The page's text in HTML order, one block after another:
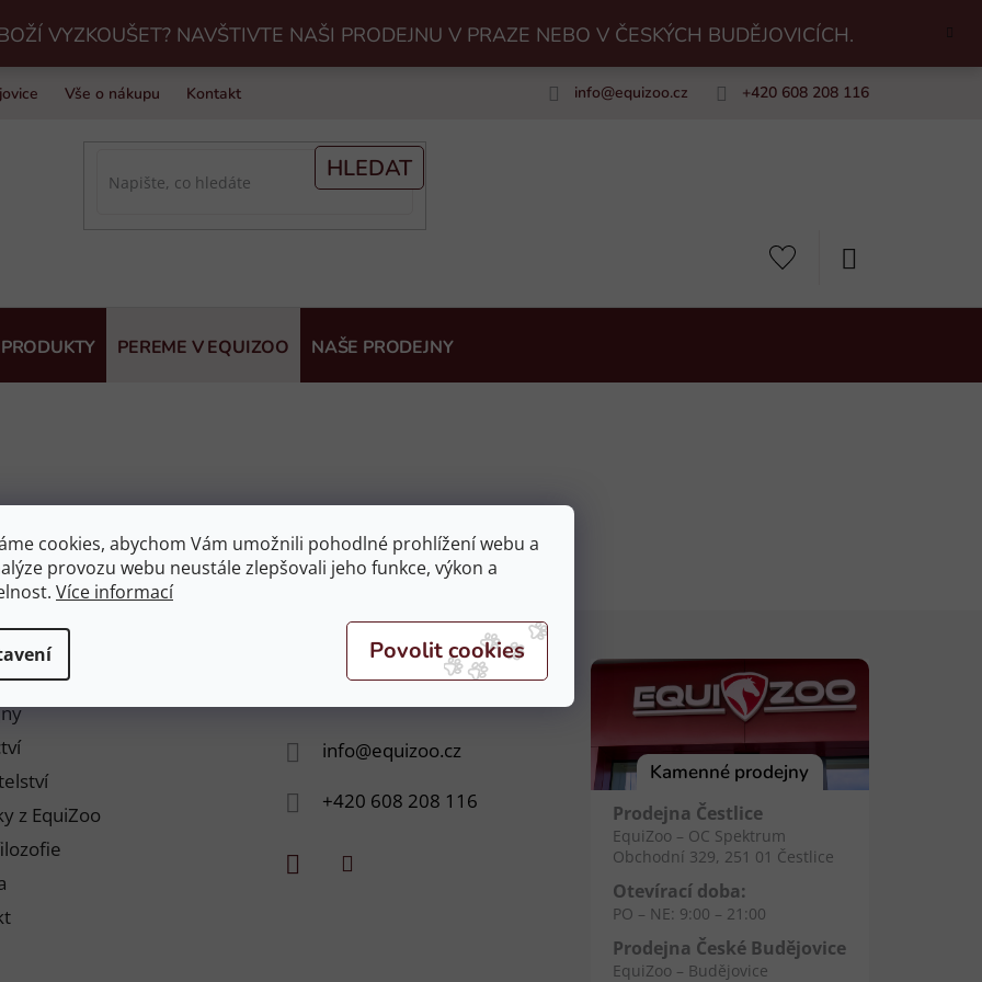
cookies, abychom Vám umožnili pohodlné prohlížení webu a
provozu webu neustále zlepšovali jeho funkce, výkon a
Více informací
VYZKOUŠET? NAVŠTIVTE NAŠI PRODEJNU V PRAZE NEBO V ČESKÝCH BUDĚJOVICÍCH.
Vše o nákupu Kontakt info@equizoo.cz +420 608 208 116
HLEDAT
PEREME V EQUIZOO NAŠE PRODEJNY
z EquiZoo
info@equizoo.cz
+420 608 208 116
Kamenné prodejny
Prodejna Čestlice
EquiZoo – OC Spektrum
Obchodní 329, 251 01 Čestlice
Otevírací doba:
PO – NE: 9:00 – 21:00
Prodejna České Budějovice
EquiZoo – Budějovice